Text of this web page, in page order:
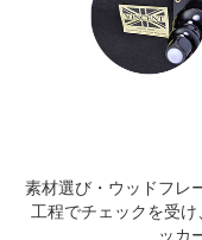
素材選び・ウッドフレ
工程でチェックを受
ッカ